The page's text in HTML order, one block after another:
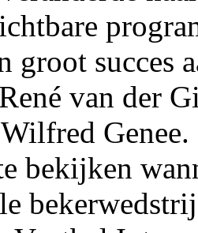
groot succes
van der
bekijken